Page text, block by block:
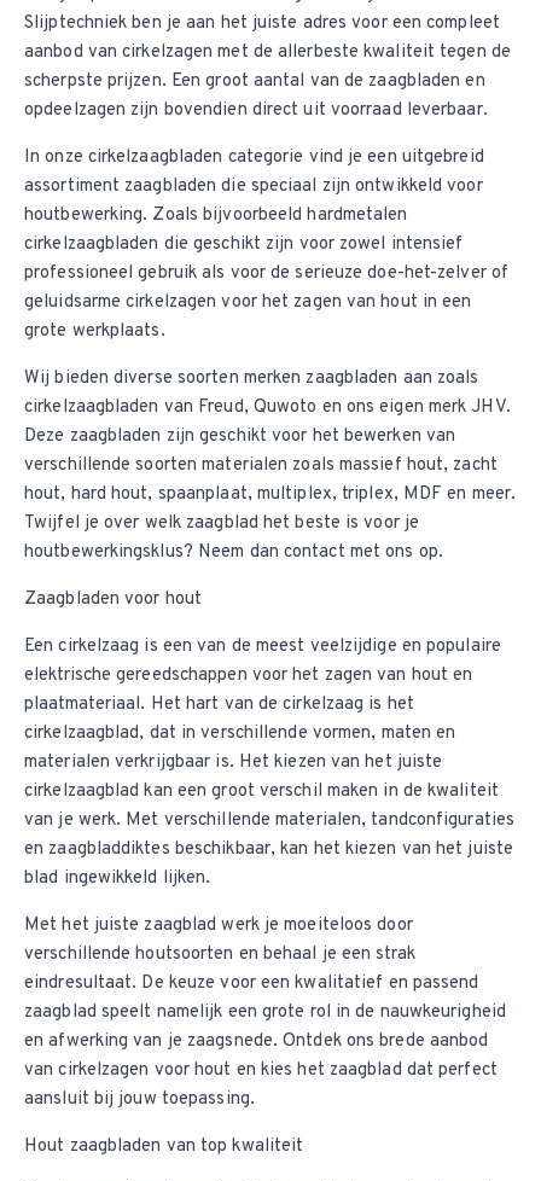
Slijptechniek ben je aan het juiste adres voor een compleet
aanbod vancirkelzagen met de allerbeste kwaliteit tegen de
scherpste prijzen. Een groot aantal van de zaagbladen en
opdeelzagen zijn bovendien direct uit voorraad leverbaar.
In onze cirkelzaagbladen categorie vind je een uitgebreid
assortiment zaagbladen die speciaal zijn ontwikkeld voor
houtbewerking. Zoals bijvoorbeeld hardmetalen
cirkelzaagbladen die geschikt zijn voor zowel intensief
professioneel gebruik als voor de serieuze doe-het-zelver of
geluidsarme cirkelzagen voor het zagen van hout in een
grote werkplaats.
Wij bieden diverse soorten merken zaagbladen aan zoals
cirkelzaagbladen van Freud, Quwoto en ons eigen merk JHV.
Deze zaagbladen zijn geschikt voor het bewerken van
verschillende soorten materialen zoals massief hout, zacht
hout, hard hout, spaanplaat, multiplex, triplex, MDF en meer.
Twijfel je over welk zaagblad het beste is voor je
houtbewerkingsklus? Neem dan contact met ons op.
Zaagbladen voor hout
Een cirkelzaag is een van de meest veelzijdige en populaire
elektrische gereedschappen voor het zagen van hout en
plaatmateriaal. Het hart van de cirkelzaag is het
cirkelzaagblad, dat in verschillende vormen, maten en
materialen verkrijgbaar is. Het kiezen van het juiste
cirkelzaagblad kan een groot verschil maken in de kwaliteit
van je werk. Met verschillende materialen, tandconfiguraties
en zaagbladdiktes beschikbaar, kan het kiezen van het juiste
blad ingewikkeld lijken.
Met het juiste zaagblad werk je moeiteloos door
verschillende houtsoorten en behaal je een strak
eindresultaat. De keuze voor een kwalitatief en passend
zaagblad speelt namelijk een grote rol in de nauwkeurigheid
en afwerking van je zaagsnede. Ontdek ons brede aanbod
van cirkelzagen voor hout en kies het zaagblad dat perfect
aansluit bij jouw toepassing.
Hout zaagbladen van top kwaliteit